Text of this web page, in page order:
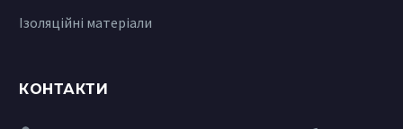
Ізоляційні матеріали
КОНТАКТИ